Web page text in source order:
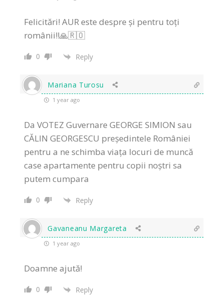
Felicitări! AUR este despre și pentru toți
românii‼️🙏🇷🇴
0 Reply
Mariana Turosu
1 year ago
Da VOTEZ Guvernare GEORGE SIMION sau
CĂLIN GEORGESCU președintele României
pentru a ne schimba viața locuri de muncă
case apartamente pentru copii noștri sa
putem cumpara
0 Reply
Gavaneanu Margareta
1 year ago
Doamne ajută!
0 Reply